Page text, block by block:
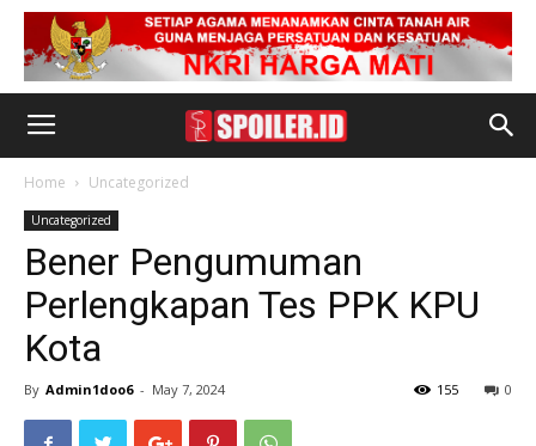
Home Uncategorized
Uncategorized
Bener Pengumuman
Perlengkapan Tes PPK KPU
Kota
By Admin1doo6 - May 7, 2024 0
155